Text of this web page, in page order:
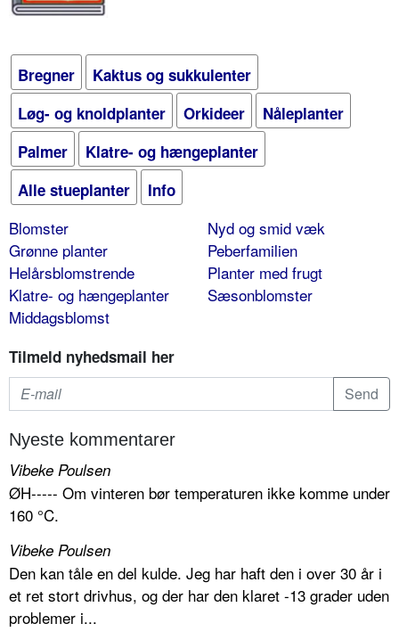
Bregner
Kaktus og sukkulenter
Løg- og knoldplanter
Orkideer
Nåleplanter
Palmer
Klatre- og hængeplanter
Alle stueplanter
Info
Blomster
Grønne planter
Helårsblomstrende
Klatre- og hængeplanter
Middagsblomst
Nyd og smid væk
Peberfamilien
Planter med frugt
Sæsonblomster
Tilmeld nyhedsmail her
Nyeste kommentarer
Vibeke Poulsen
ØH----- Om vinteren bør temperaturen ikke komme under
160 °C.
Vibeke Poulsen
Den kan tåle en del kulde. Jeg har haft den i over 30 år i
et ret stort drivhus, og der har den klaret -13 grader uden
problemer i...